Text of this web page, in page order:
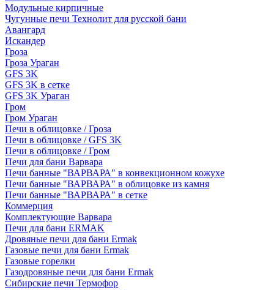
Модульные кирпичные
Чугунные печи Технолит для русской бани
Авангард
Искандер
Гроза
Гроза Ураган
GFS 3K
GFS 3K в сетке
GFS 3K Ураган
Гром
Гром Ураган
Печи в облицовке / Гроза
Печи в облицовке / GFS 3K
Печи в облицовке / Гром
Печи для бани Варвара
Печи банные "ВАРВАРА" в конвекционном кожухе
Печи банные "ВАРВАРА" в облицовке из камня
Печи банные "ВАРВАРА" в сетке
Коммерция
Комплектующие Варвара
Печи для бани ERMAK
Дровяные печи для бани Ermak
Газовые печи для бани Ermak
Газовые горелки
Газодровяные печи для бани Ermak
Сибирские печи Термофор